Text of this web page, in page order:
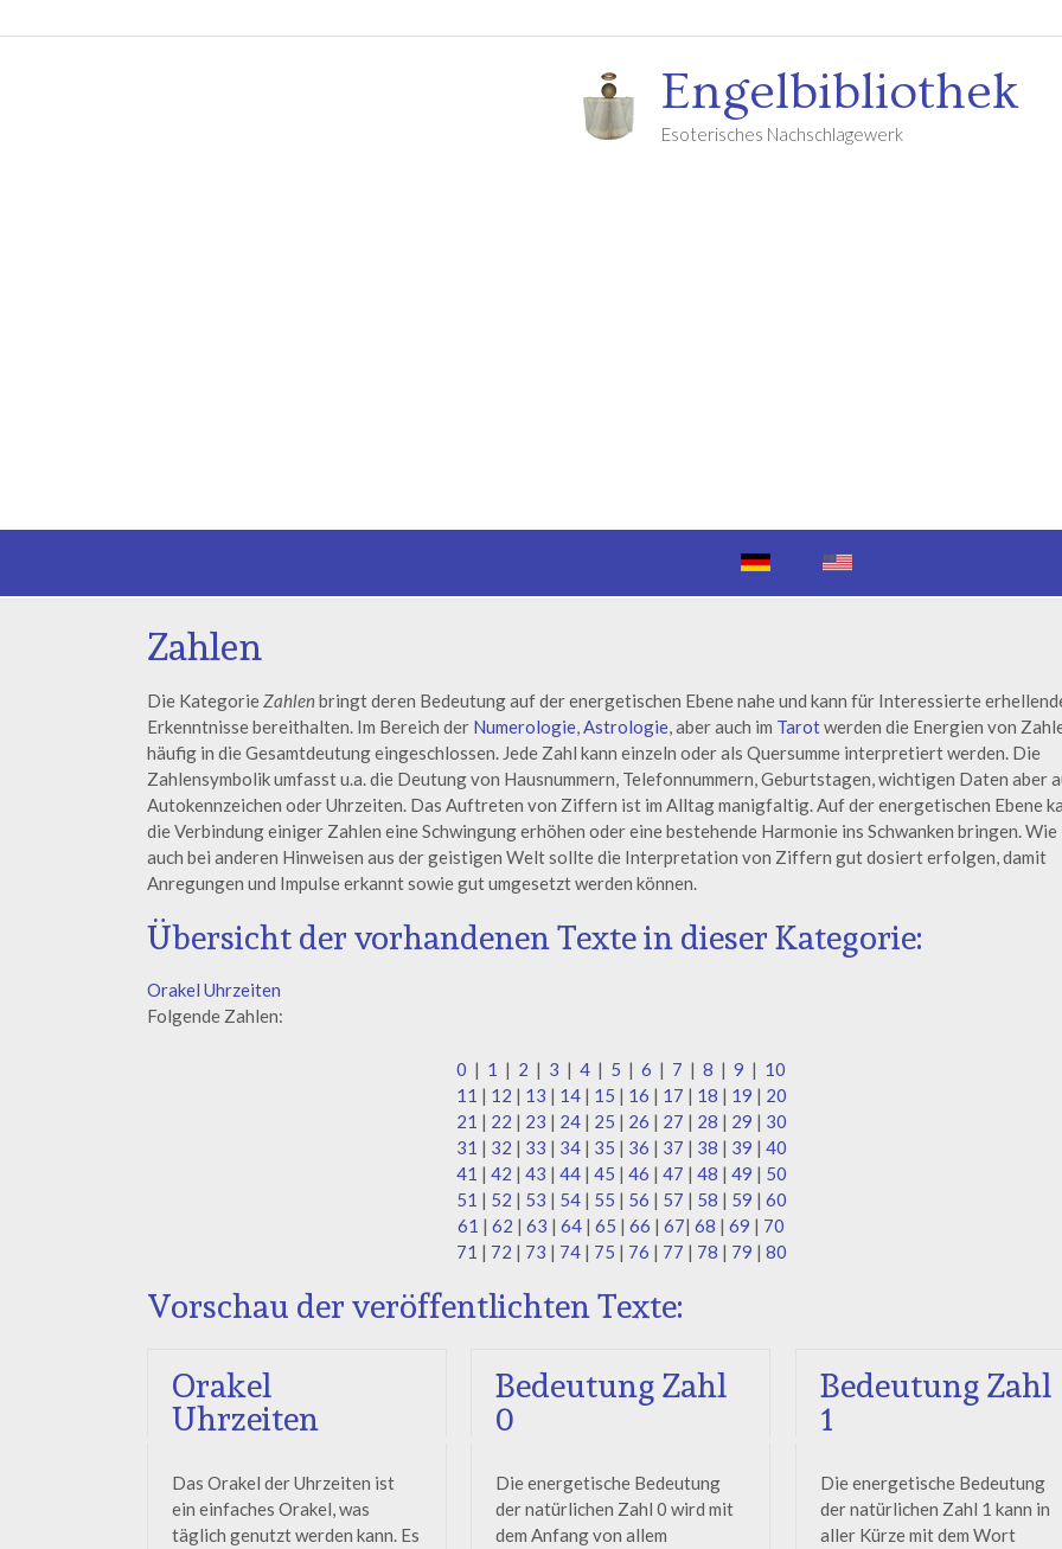
k
Engelbibliothek
Esoterisches Nachschlagewerk
Zahlen
Die Kategorie Zahlenbringt deren Bedeutung auf der energetischen Ebene nahe und kann für Interessierte
Erkenntnisse bereithalten. Im Bereich der Numerologie Astrologie , aber auch im Tarotwerden die Energien von
häufig in die Gesamtdeutung eingeschlossen. Jede Zahl kann einzeln oder als Quersumme interpretiert werden. Die
Zahlensymbolik umfasst u.a. die Deutung von Hausnummern, Telefonnummern, Geburtstagen, wichtigen Daten aber
Autokennzeichen oder Uhrzeiten. Das Auftreten von Ziffern ist im Alltag manigfaltig. Auf der energetischen Ebene
die Verbindung einiger Zahlen eine Schwingung erhöhen oder eine bestehende Harmonie ins Schwanken bringen. Wie
auch bei anderen Hinweisen aus der geistigen Welt sollte die Interpretation von Ziffern gut dosiert erfolgen, damit
Anregungen und Impulse erkannt sowie gut umgesetzt werden können.
Übersicht der vorhandenen Texte in dieser Kategorie:
Orakel Uhrzeiten
Folgende Zahlen:
0 | 1 | 2 | 3 |4 | 5 |6 | 7 |8 |9 | 10
11 | 12 | 13 | 14| 15 | 16 | 17 | 18 | 19 | 20
21 | 22 | 23 | 24| 25 | 26 | 27 | 28 | 29 | 30
31 | 32 | 33 | 34| 35 | 36 | 37 | 38 | 39 | 40
41 | 42 | 43 | 44| 45 | 46 | 47 | 48 | 49 | 50
51 | 52 | 53 | 54| 55 | 56 | 57 | 58 | 59 | 60
61 |62 |63 |64 |65 |66 |67|68 |69 | 70
71 | 72 | 73 | 74| 75 | 76 | 77 | 78 | 79 | 80
Vorschau der veröffentlichten Texte:
Orakel
Uhrzeiten
Das Orakel der Uhrzeiten ist
ein einfaches Orakel, was
täglich genutzt werden kann. Es
Bedeutung Zahl
0
Die energetische Bedeutung
der natürlichen Zahl 0 wird mit
dem Anfang von allem
Bedeutung Zahl
1
Die energetische Bedeutung
der natürlichen Zahl 1 kann in
aller Kürze mit dem Wort